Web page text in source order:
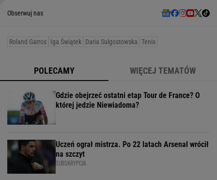
Obserwuj nas
Roland Garros Iga Świątek Daria Sulgostowska Tenis
POLECAMY WIĘCEJ TEMATÓW
Gdzie obejrzeć ostatni etap Tour de France? O
której jedzie Niewiadoma?
Uczeń ograł mistrza. Po 22 latach Arsenal wrócił
na szczyt
SUBSKRYPCJA